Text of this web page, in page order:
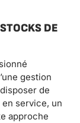
DE
gestion
de
service, un
approche